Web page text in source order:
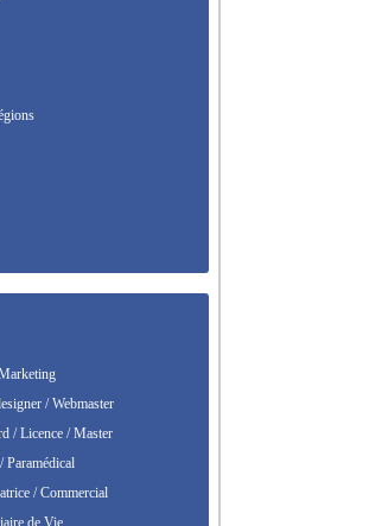
/ Webmaster
/ Licence / Master
Paramédical
/ Commercial
de Vie